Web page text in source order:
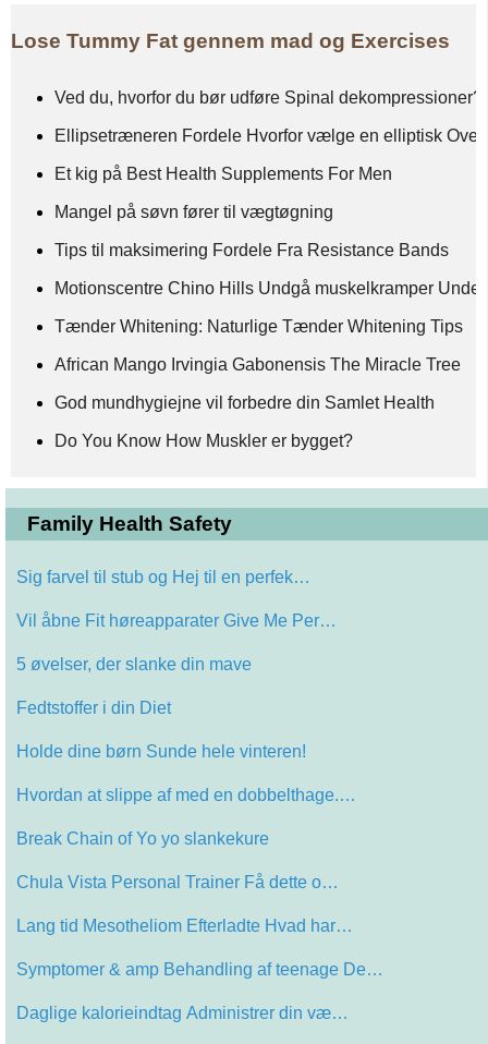
Lose Tummy Fat gennem mad og Exercises
Ved du, hvorfor du bør udføre Spinal dekompressioner?
Ellipsetræneren Fordele Hvorfor vælge en elliptisk
Et kig på Best Health Supplements For Men
Mangel på søvn fører til vægtøgning
Tips til maksimering Fordele Fra Resistance Bands
Motionscentre Chino Hills Undgå muskelkramper
Tænder Whitening: Naturlige Tænder Whitening Tips
African Mango Irvingia Gabonensis The Miracle Tree
God mundhygiejne vil forbedre din Samlet Health
Do You Know How Muskler er bygget?
Family Health Safety
Sig farvel til stub og Hej til en perfek…
Vil åbne Fit høreapparater Give Me Per…
5 øvelser, der slanke din mave
Fedtstoffer i din Diet
Holde dine børn Sunde hele vinteren!
Hvordan at slippe af med en dobbelthage.…
Break Chain of Yo yo slankekure
Chula Vista Personal Trainer Få dette o…
Lang tid Mesotheliom Efterladte Hvad har…
Symptomer & amp Behandling af teenage De…
Daglige kalorieindtag Administrer din væ…